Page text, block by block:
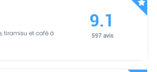
tiramisu et café à
9.1
597 avis